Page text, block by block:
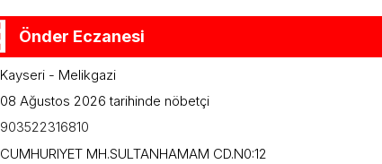
Önder Eczanesi
Kayseri - Melikgazi
08 Ağustos 2026 tarihinde nöbetçi
903522316810
CUMHURIYET MH.SULTANHAMAM CD.N0:12